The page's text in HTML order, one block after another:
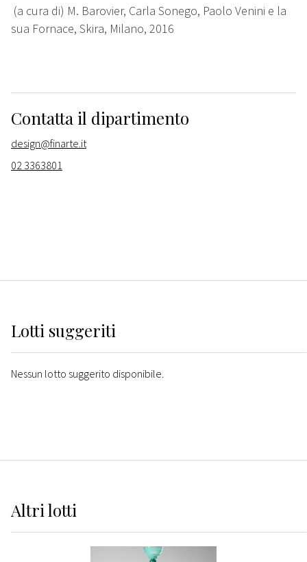
(a cura di) M. Barovier, Carla Sonego, Paolo Venini e la
sua Fornace, Skira, Milano, 2016
Contatta il dipartimento
design@finarte.it
02 3363801
Lotti suggeriti
Nessun lotto suggerito disponibile.
Altrilotti